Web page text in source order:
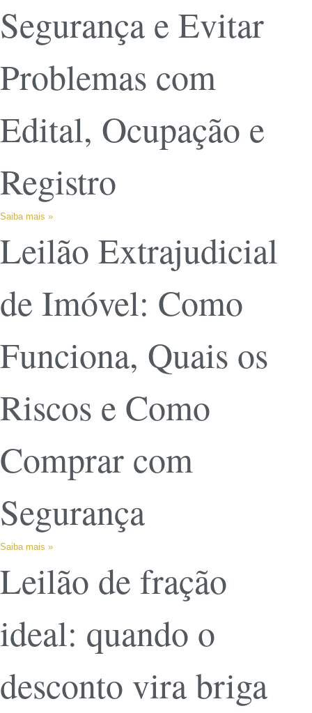
Segurança e Evitar
Problemas com
Edital, Ocupação e
Registro
Saiba mais »
Leilão Extrajudicial
de Imóvel: Como
Funciona, Quais os
Riscos e Como
Comprar com
Segurança
Saiba mais »
Leilão de fração
ideal: quando o
desconto vira briga